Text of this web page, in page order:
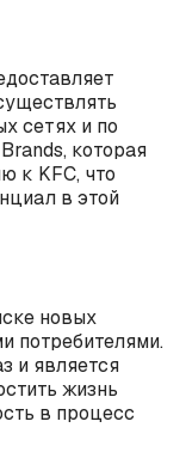
сетях и по
которая
к KFC, что
в этой
новых
потребителями.
и является
жизнь
в процесс